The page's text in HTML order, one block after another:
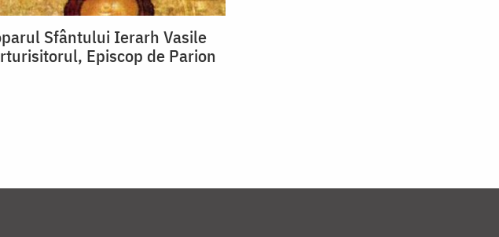
Sfântului Ierarh Vasile
Episcop de Parion